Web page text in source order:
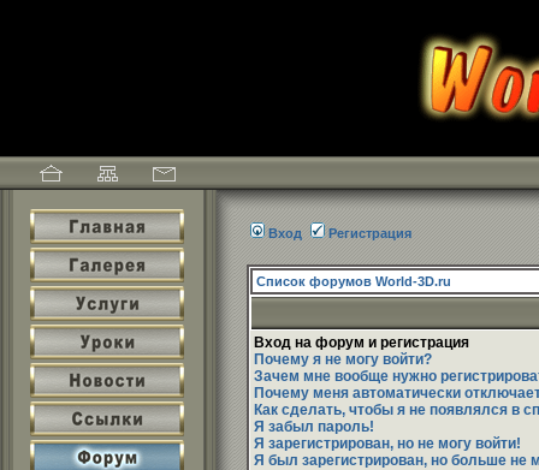
Вход Регистрация
Список форумов World-3D.ru
Вход на форум и регистрация
Почему я не могу войти?
Зачем мне вообще нужно
Почему меня автоматически
Как сделать, чтобы я не появлялся в
Я забыл пароль!
Я зарегистрирован, но не могу войти!
Я был зарегистрирован, но больше не